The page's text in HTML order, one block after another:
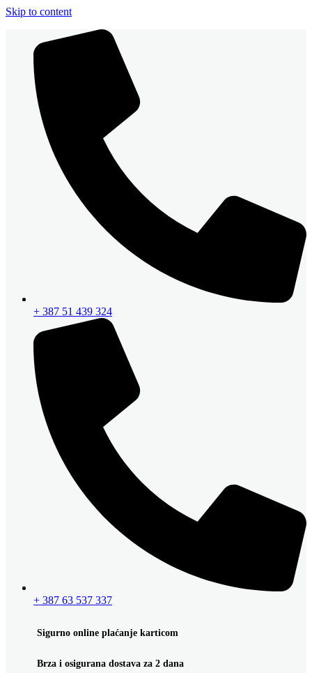
Skip to content
+ 387 51 439 324
+ 387 63 537 337
Sigurno online plaćanje karticom
Brza i osigurana dostava za 2 dana